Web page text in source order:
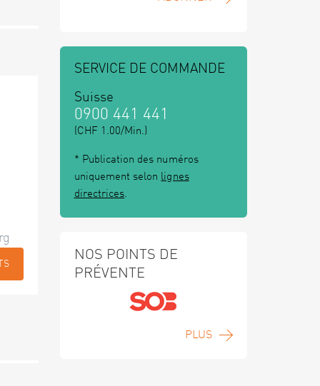
SERVICE DE COMMANDE
Suisse
0900 441 441
(CHF 1.00/Min.)
* Publication des numéros
uniquement selon lignes
directrices.
NOS POINTS DE
PRÉVENTE
PLUS